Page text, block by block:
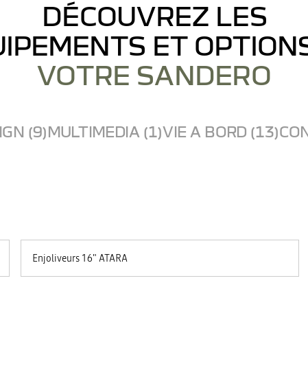
DÉCOUVREZ LES
ET
VOTRE SANDERO
(9)MULTIMEDIA (1)VIE A BORD (13)
Enjoliveurs 16" ATARA